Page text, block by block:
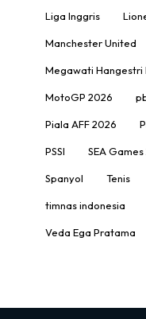
Liga Inggris
Manchester United
Megawati Hangestri
MotoGP 2026
Piala AFF 2026
PSSI SEA
Spanyol Tenis
timnas indonesia
Veda Ega Pratama